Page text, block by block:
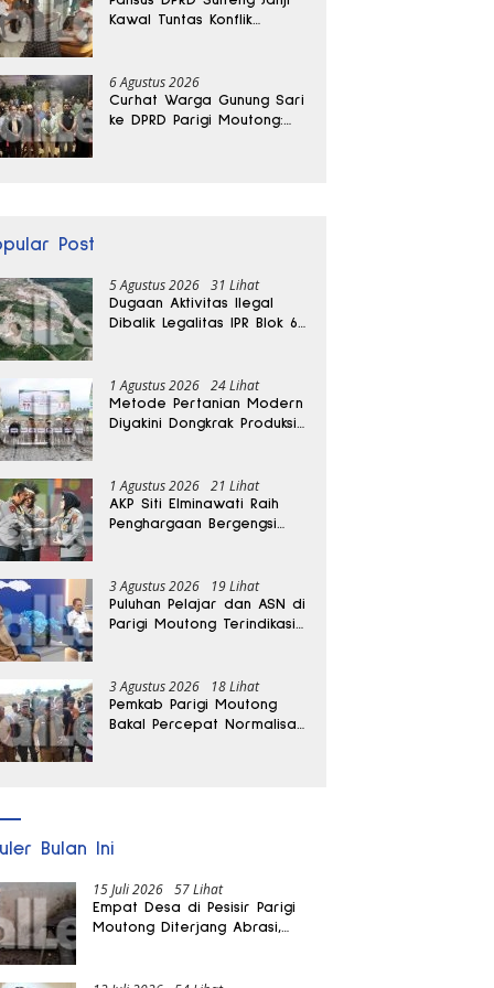
Kawal Tuntas Konflik
6 Agustus 2026
Curhat Warga Gunung Sari
ke DPRD Parigi Moutong:
Post
5 Agustus 2026 31 Lihat
Dugaan Aktivitas Ilegal
Dibalik Legalitas IPR Blok 6
1 Agustus 2026 24 Lihat
Metode Pertanian Modern
Diyakini Dongkrak Produksi
1 Agustus 2026 21 Lihat
AKP Siti Elminawati Raih
Penghargaan Bergengsi
3 Agustus 2026 19 Lihat
Puluhan Pelajar dan ASN di
Parigi Moutong Terindikasi
3 Agustus 2026 18 Lihat
Pemkab Parigi Moutong
Bakal Percepat Normalisasi
Bulan Ini
15 Juli 2026 57 Lihat
Empat Desa di Pesisir Parigi
Moutong Diterjang Abrasi,